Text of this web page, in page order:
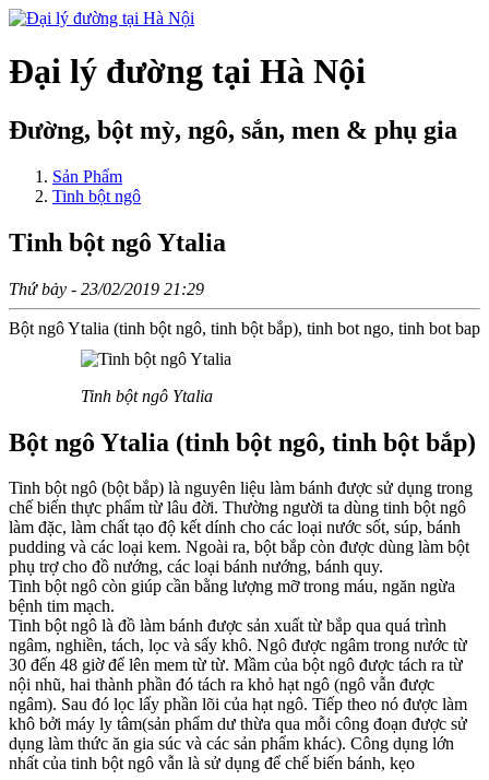
Đại lý đường tại Hà Nội
Đường, bột mỳ, ngô, sắn, men & phụ gia
Sản Phẩm
Tinh bột ngô
Tinh bột ngô Ytalia
Thứ bảy - 23/02/2019 21:29
Bột ngô Ytalia (tinh bột ngô, tinh bột bắp), tinh bot ngo, tinh bot bap
Tinh bột ngô Ytalia
Bột ngô Ytalia (tinh bột ngô, tinh bột bắp)
Tinh bột ngô (bột bắp) là nguyên liệu làm bánh được sử dụng trong
chế biến thực phẩm từ lâu đời. Thường người ta dùng tinh bột ngô
làm đặc, làm chất tạo độ kết dính cho các loại nước sốt, súp, bánh
pudding và các loại kem. Ngoài ra, bột bắp còn được dùng làm bột
phụ trợ cho đồ nướng, các loại bánh nướng, bánh quy.
Tinh bột ngô còn giúp cần bằng lượng mỡ trong máu, ngăn ngừa
bệnh tim mạch.
Tinh bột ngô là đồ làm bánh được sản xuất từ bắp qua quá trình
ngâm, nghiền, tách, lọc và sấy khô. Ngô được ngâm trong nước từ
30 đến 48 giờ để lên mem từ từ. Mầm của bột ngô được tách ra từ
nội nhũ, hai thành phần đó tách ra khỏ hạt ngô (ngô vẫn được
ngâm). Sau đó lọc lấy phần lõi của hạt ngô. Tiếp theo nó được làm
khô bởi máy ly tâm(sản phẩm dư thừa qua mỗi công đoạn được sử
dụng làm thức ăn gia súc và các sản phẩm khác). Công dụng lớn
nhất của tinh bột ngô vẫn là sử dụng để chế biến bánh, kẹo